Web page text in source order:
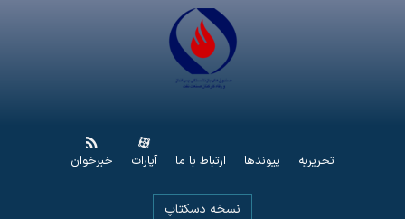
تحریریه پیوندها ارتباط با ما آپارات خبرخوان
نسخه دسکتاپ